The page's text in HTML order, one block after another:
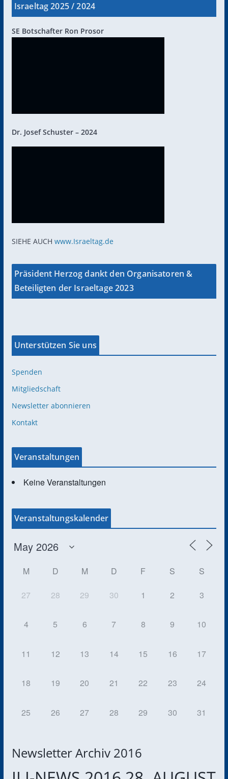
Newsletter Archiv 2016
Israeltag 2025 / 2024
SE Botschafter Ron Prosor
Dr. Josef Schuster – 2024
SIEHE AUCH www.Israeltag.de
Präsident Herzog dankt den Organisatoren &
Beteiligten der Israeltage 2023
Unterstützen Sie uns
Spenden
Mitgliedschaft
Newsletter abonnieren
Kontakt
Veranstaltungen
Keine Veranstaltungen
Veranstaltungskalender
M D M D F S S
27 28 29 30 1 2 3
4 5 6 7 8 9 10
11 12 13 14 15 16 17
18 19 20 21 22 23 24
25 26 27 28 29 30 31